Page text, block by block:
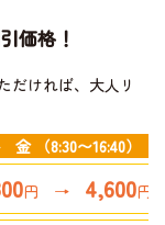
ビテ
価格！
だければ、大人リ
（8:30〜16:40）
円 → 4,600円